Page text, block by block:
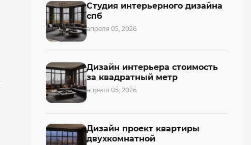
Студия интерьерного дизайна
спб
апреля 05, 2026
Дизайн интерьера стоимость
за квадратный метр
апреля 05, 2026
Дизайн проект квартиры
двухкомнатной